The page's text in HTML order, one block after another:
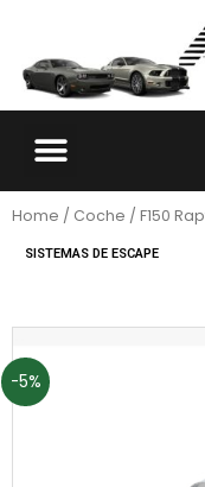
Home / Coche / F150
SISTEMAS DE ESCAPE
-5%